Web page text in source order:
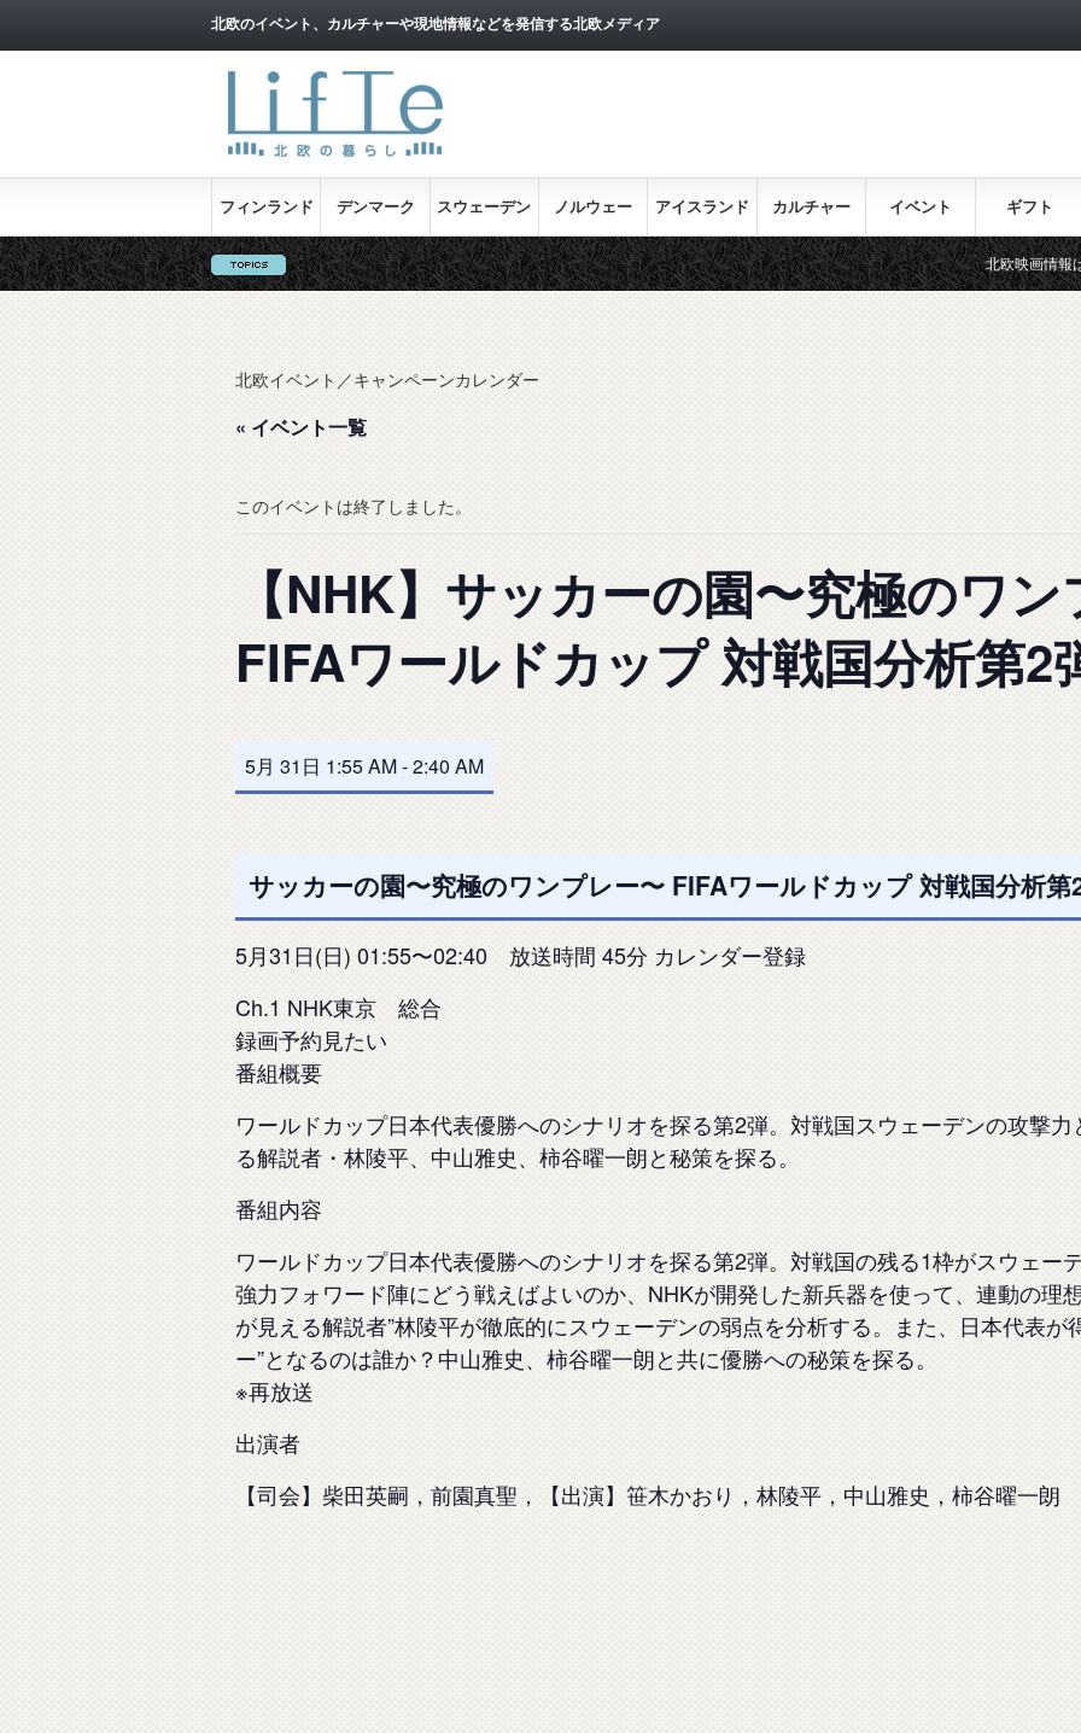
北欧のイベント、カルチャーや現地情報などを発信する北欧メディア
フィンランド デンマーク スウェーデン ノルウェー アイスランド カルチャー イベント ギフト
北欧映画情報はこちら♪
北欧イベント／キャンペーンカレンダー
« イベント一覧
このイベントは終了しました。
【NHK】サッカーの園〜究極のワ
FIFAワールドカップ 対戦国分析第2
5月 31日 1:55 AM-2:40 AM
サッカーの園〜究極のワンプレー〜 FIFAワールドカップ 対戦国分析
5月31日(日) 01:55〜02:40 放送時間 45分 カレンダー登録
Ch.1 NHK東京 総合
録画予約見たい
番組概要
ワールドカップ日本代表優勝へのシナリオを探る第2弾。対戦国スウェーデンの攻撃
る解説者・林陵平、中山雅史、柿谷曜一朗と秘策を探る。
番組内容
ワールドカップ日本代表優勝へのシナリオを探る第2弾。対戦国の残る1枠がスウェー
強力フォワード陣にどう戦えばよいのか、NHKが開発した新兵器を使って、連動の理
が見える解説者”林陵平が徹底的にスウェーデンの弱点を分析する。また、日本代表が
ー”となるのは誰か？中山雅史、柿谷曜一朗と共に優勝への秘策を探る。
※再放送
出演者
【司会】柴田英嗣，前園真聖，【出演】笹木かおり，林陵平，中山雅史，柿谷曜一朗